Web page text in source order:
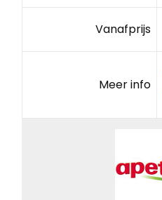
Vanafprijs
Meer info